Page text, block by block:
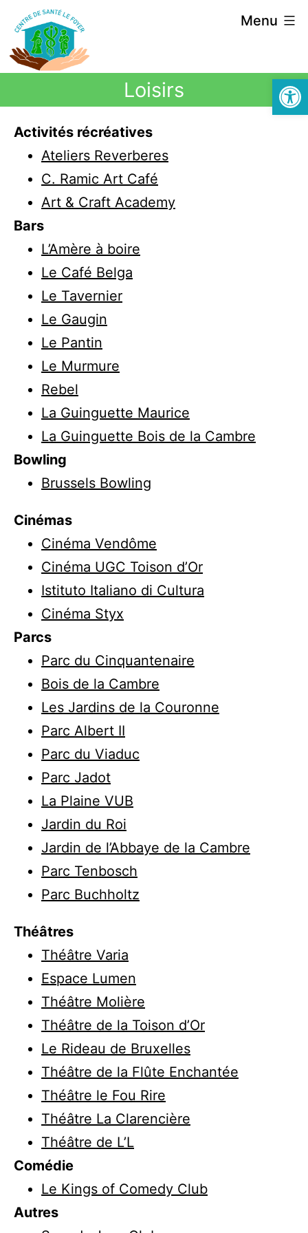
Ouvrir
Menu
Loisirs
Activités récréatives
Ateliers Reverberes
C. Ramic Art Café
Art & Craft Academy
Bars
L’Amère à boire
Le Café Belga
Le Tavernier
Le Gaugin
Le Pantin
Le Murmure
Rebel
La Guinguette Maurice
La Guinguette Bois de la Cambre
Bowling
Brussels Bowling
Cinémas
Cinéma Vendôme
Cinéma UGC Toison d’Or
Istituto Italiano di Cultura
Cinéma Styx
Parcs
Parc du Cinquantenaire
Bois de la Cambre
Les Jardins de la Couronne
Parc Albert II
Parc du Viaduc
Parc Jadot
La Plaine VUB
Jardin du Roi
Jardin de l’Abbaye de la Cambre
Parc Tenbosch
Parc Buchholtz
Théâtres
Théâtre Varia
Espace Lumen
Théâtre Molière
Théâtre de la Toison d’Or
Le Rideau de Bruxelles
Théâtre de la Flûte Enchantée
Théâtre le Fou Rire
Théâtre La Clarencière
Théâtre de L’L
Comédie
Le Kings of Comedy Club
Autres